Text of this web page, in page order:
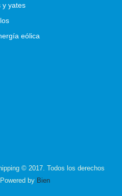
y yates
eólica
© 2017. Todos los derechos
by Bien